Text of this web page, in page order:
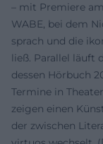
– mit Premiere
WABE, bei dem
sprach und die
ließ. Parallel läuft
dessen Hörbuch
Termine in
zeigen einen
der zwischen